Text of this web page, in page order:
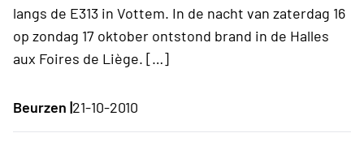
langs de E313 in Vottem. In de nacht van zaterdag 16
op zondag 17 oktober ontstond brand in de Halles
aux Foires de Liège. […]
Beurzen |21-10-2010